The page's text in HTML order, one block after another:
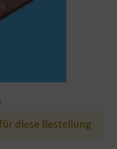
diese Bestellung